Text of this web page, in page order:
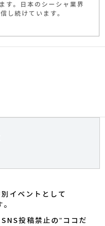
す。日本のシーシャ業界
し続けています。
イベントとして
投稿禁止の"ココだ